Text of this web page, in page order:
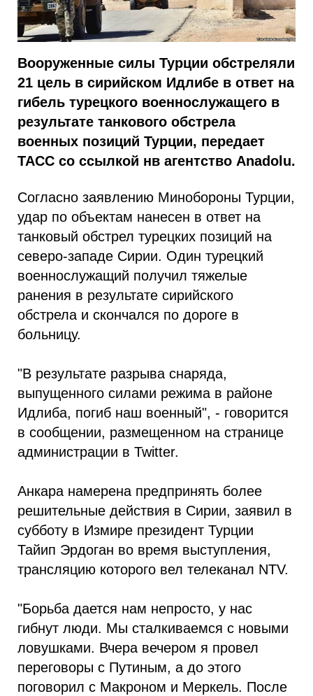
Вооруженные силы Турции обстреляли
21 цель в сирийском Идлибе в ответ на
гибель турецкого военнослужащего в
результате танкового обстрела
военных позиций Турции, передает
ТАСС со ссылкой нв агентство Anadolu.
Согласно заявлению Минобороны Турции,
удар по объектам нанесен в ответ на
танковый обстрел турецких позиций на
северо-западе Сирии. Один турецкий
военнослужащий получил тяжелые
ранения в результате сирийского
обстрела и скончался по дороге в
больницу.
"В результате разрыва снаряда,
выпущенного силами режима в районе
Идлиба, погиб наш военный", - говорится
в сообщении, размещенном на странице
администрации в Twitter.
Анкара намерена предпринять более
решительные действия в Сирии, заявил в
субботу в Измире президент Турции
Тайип Эрдоган во время выступления,
трансляцию которого вел телеканал NTV.
"Борьба дается нам непросто, у нас
гибнут люди. Мы сталкиваемся с новыми
ловушками. Вчера вечером я провел
переговоры с Путиным, а до этого
поговорил с Макроном и Меркель. После